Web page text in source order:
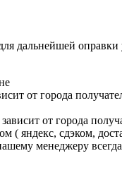
дальнейшей оправки
от города
от города
( яндекс, сдэком,
менеджеру